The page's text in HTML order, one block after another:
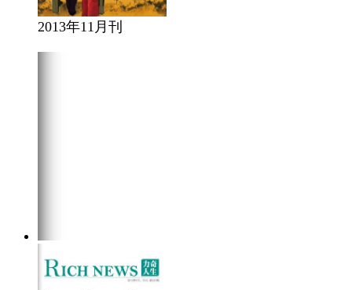
2013年11月刊